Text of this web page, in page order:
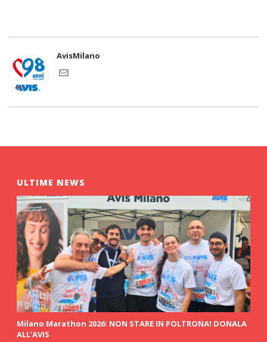
AvisMilano
ULTIME NEWS
Milano Marathon 2026: NON STARE IN POLTRONA! DONALA
ALL’AVIS